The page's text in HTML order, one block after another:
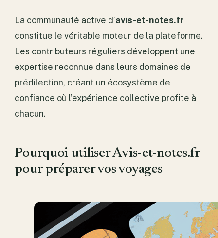
La communauté active d’avis-et-notes.fr
constitue le véritable moteur de la plateforme.
Les contributeurs réguliers développent une
expertise reconnue dans leurs domaines de
prédilection, créant un écosystème de
confiance où l’expérience collective profite à
chacun.
Pourquoi utiliser Avis-et-notes.fr
pour préparer vos voyages